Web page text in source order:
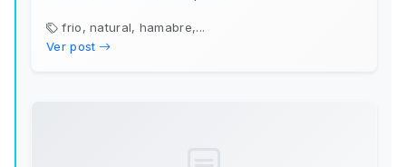
frio, natural, hamabre,...
Ver post